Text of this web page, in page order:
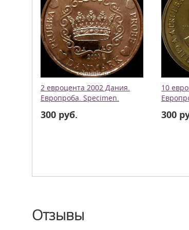
2 евроцента 2002 Дания.
Европроба. Specimen.
300 руб.
10
300
Отзывы